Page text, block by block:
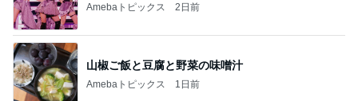
Amebaトピックス 2日前
山椒ご飯と豆腐と野菜の味噌汁
Amebaトピックス 1日前